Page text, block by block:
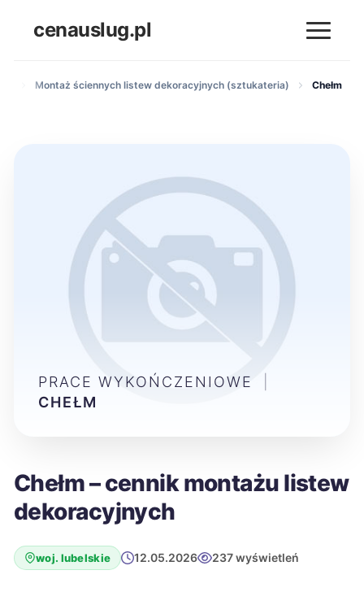
cenauslug.pl
Montaż ściennych listew dekoracyjnych (sztukateria) Chełm
Chełm – cennik montażu listew
dekoracyjnych
woj. lubelskie 12.05.2026 237 wyświetleń
PRACE WYKOŃCZENIOWE
CHEŁM